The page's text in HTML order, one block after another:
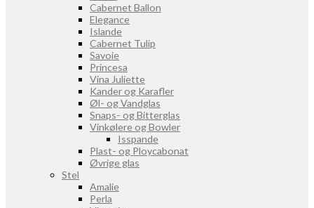
Cabernet Ballon
Elegance
Islande
Cabernet Tulip
Savoie
Princesa
Vina Juliette
Kander og Karafler
Øl- og Vandglas
Snaps- og Bitterglas
Vinkølere og Bowler
Isspande
Plast- og Ploycabonat
Øvrige glas
Stel
Amalie
Perla